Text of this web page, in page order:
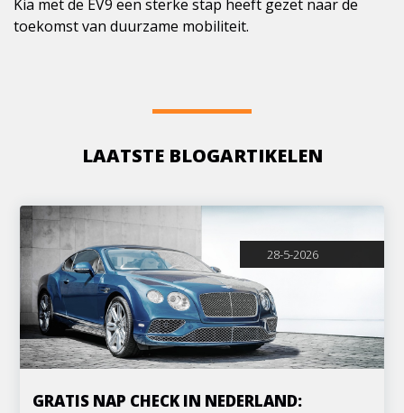
Kia met de EV9 een sterke stap heeft gezet naar de
toekomst van duurzame mobiliteit.
LAATSTE BLOGARTIKELEN
28-5-2026
GRATIS NAP CHECK IN NEDERLAND: